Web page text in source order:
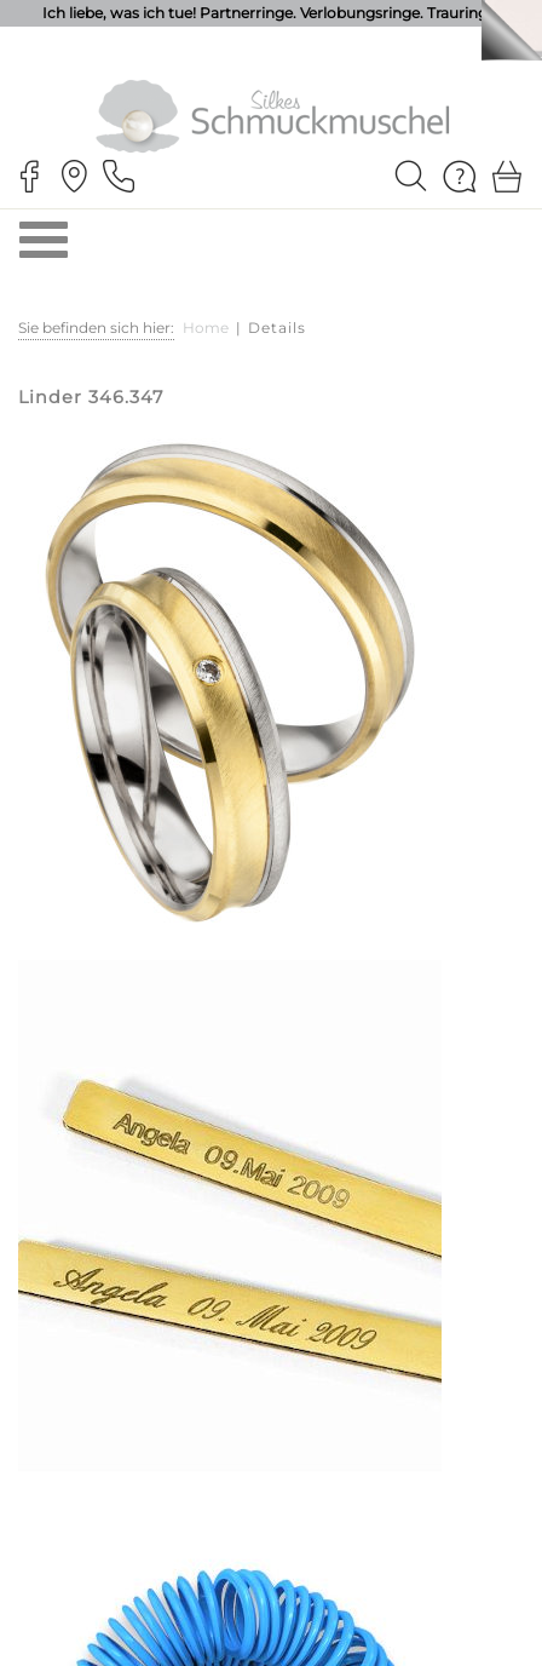
Ich liebe, was ich tue! Partnerringe. Verlobungsringe. Trauringe.
Sie befinden sich hier: Home | Details
Linder 346.347